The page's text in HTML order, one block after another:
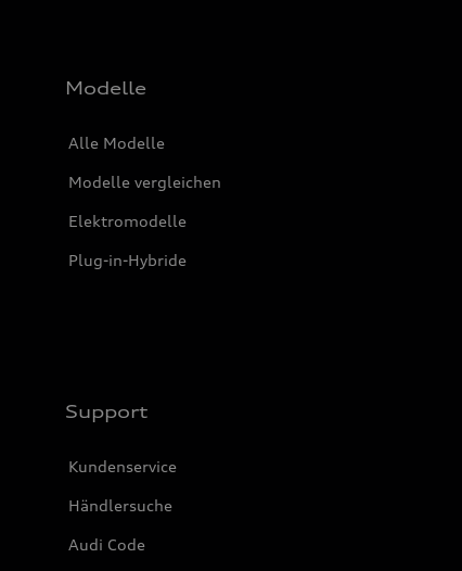
Modelle
Alle Modelle
Modelle vergleichen
Elektromodelle
Plug-in-Hybride
Support
Kundenservice
Händlersuche
Audi Code